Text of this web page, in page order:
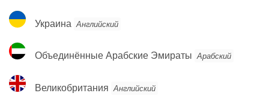
Украина
Украина Английский
Объединённые
Арабские
Объединённые Арабские Эмираты Арабский
Великобритания
Великобритания Английский